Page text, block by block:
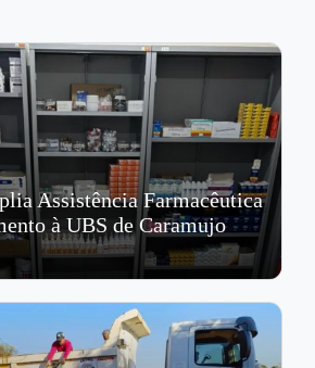
Assistência Farmacêutica
à UBS de Caramujo